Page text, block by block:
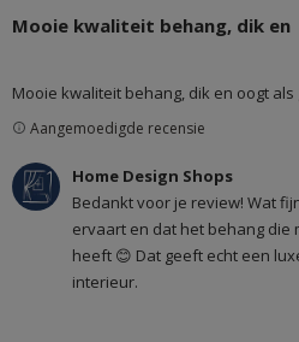
Mooie kwaliteit behang, dik en
Mooie kwaliteit behang, dik en oogt
read more about review
dik en
Reactie van winkeleigenaar op
Design Shops over Fri Mar 20
Home Design Shops
Bedankt voor je review! Wat
ervaart en dat het behang die
heeft 😊 Dat geeft echt een
interieur.
Aangemoedigde recensie